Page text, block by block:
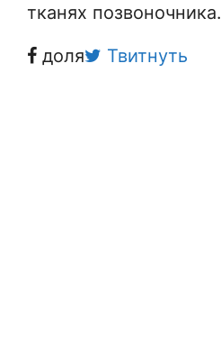
тканях позвоночника.
доля
Твитнуть